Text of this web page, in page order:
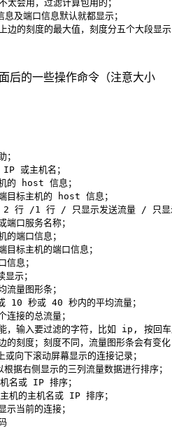
用，过滤计算包用的；
端口信息默认就都显示；
的刻度的最大值，刻度分五个大段显示
后的一些操作命令（注意大小
或主机名；
的 host 信息；
目标主机的 host 信息；
2 行 /1 行 / 只显示发送流量 / 只显
口服务名称；
端口信息；
标主机的端口信息；
息；
示；
量图形条；
10 秒或 40 秒内的平均流量；
接的总流量；
，输入要过滤的字符，比如 ip, 按回
刻度；刻度不同，流量图形条会有变
下滚动屏幕显示的连接记录；
右侧显示的三列流量数据进行排序；
名或 IP 排序；
机的主机名或 IP 排序；
当前的连接；